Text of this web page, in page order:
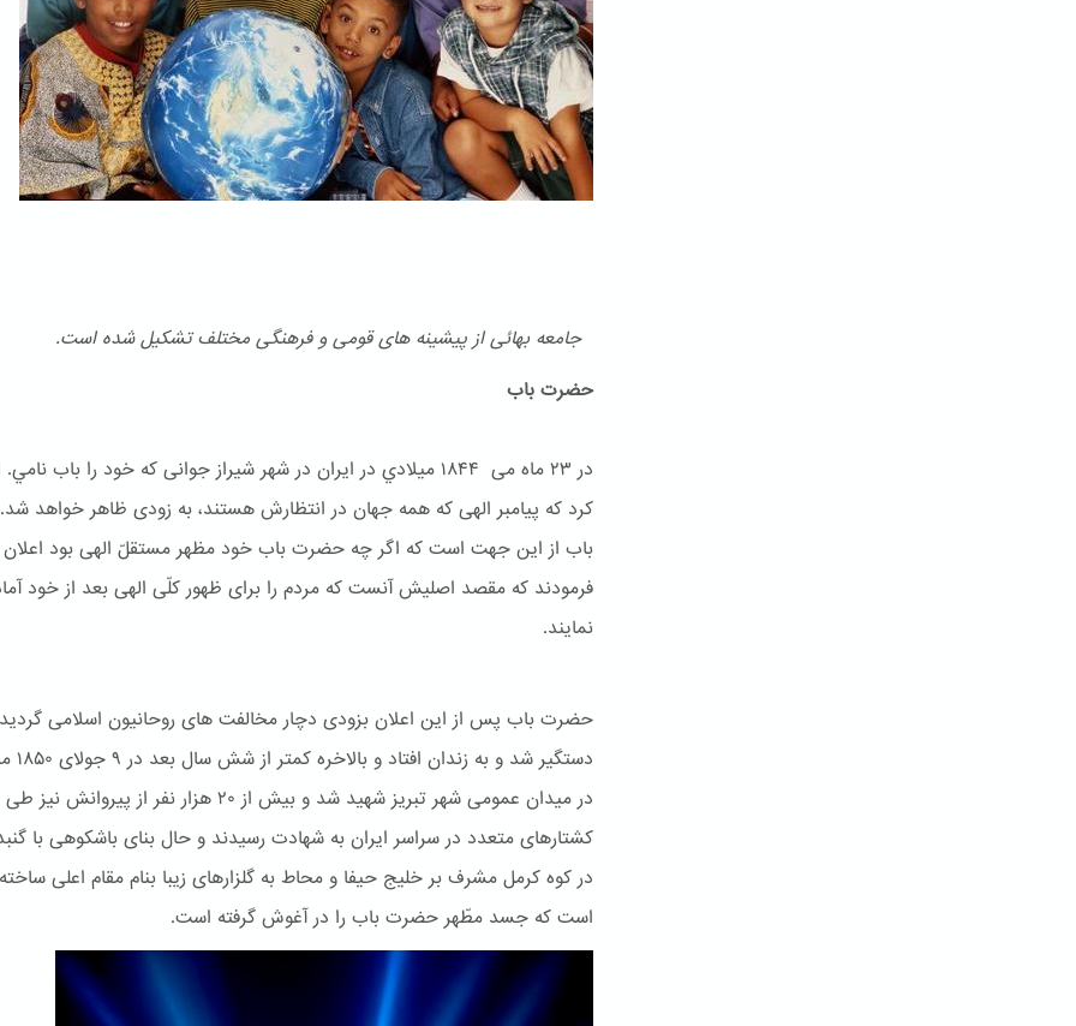
جامعه بهائی از پیشینه های قومی و فرهنگی مختلف تشكیل شده است.
حضرت باب
در ۲۳ ماه می ۱۸۴۴ ميلادي در ایران در شهر شیراز جوانی که خود را باب
کرد که پیامبر الهی که همه جهان در انتظارش هستند، به زودی ظاهر خواهد
باب از این جهت است که اگر چه حضرت باب خود مظهر مستقلّ الهی بود اعلان
فرمودند که مقصد اصلیش آنست که مردم را برای ظهور کلّی الهی بعد از خود
نمایند.
حضرت باب پس از این اعلان بزودی دچار مخالفت های روحانیون اسلامی
دستگیر
در میدان عمومی شهر تبریز شهید شد و بیش از ۲۰ هزار نفر از پیروانش نیز طی
کشتارهای متعدد در سراسر ایران به شهادت رسیدند و حال بنای باشكوهی با
در کوه کرمل مشرف بر خلیج حیفا و محاط به گلزارهای زیبا بنام مقام اعلی
است که جسد مطّهر حضرت باب را در آغوش گرفته است.